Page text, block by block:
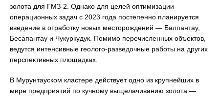
золота для ГМЗ-2. Однако для целей оптимизации
операционных задач с 2023 года постепенно планируется
введение в отработку новых месторождений — Балпантау,
Бесапантау и Чукуркудук. Помимо перечисленных объектов,
ведутся интенсивные геолого-разведочные работы на других
перспективных площадках.
В Мурунтауском кластере действует одно из крупнейших в
мире предприятий по кучному выщелачиванию золота —